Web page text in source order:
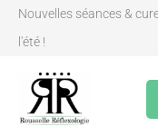
Aller
contenu
Nouvelles séances &
l'été !